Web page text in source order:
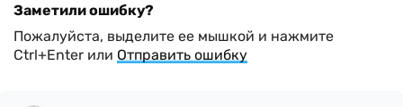
Заметили ошибку?
Пожалуйста, выделите ее мышкой и нажмите
Ctrl+Enter или Отправить ошибку